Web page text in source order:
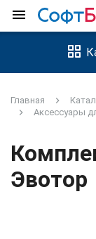
menu
Главная
Аксессуары
Эвотор